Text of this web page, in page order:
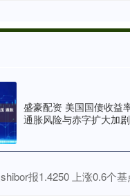
盛豪配资 美国国债收益
通胀风险与赤字扩大加
报1.4250 上涨0.6个基